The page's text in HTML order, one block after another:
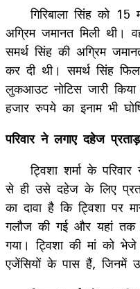
गिरिबाला सिंह को
अग्रिम जमानत मिली
समर्थ सिंह की अग्रिम
कर दी थी। समर्थ सिंह
लुकआउट नोटिस जारी
हजार रुपये का इनाम भी
परिवार ने लगाए दहेज
ट्विशा शर्मा के
से ही उसे दहेज के लिए
का दावा है कि ट्विशा पर
गलौज की गई और यहां तक
गया। ट्विशा की मां को
एजेंसियों के पास हैं, जिनमें